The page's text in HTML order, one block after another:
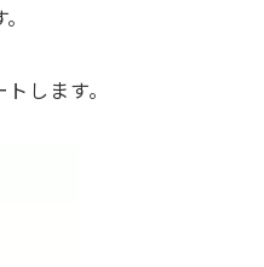
します。